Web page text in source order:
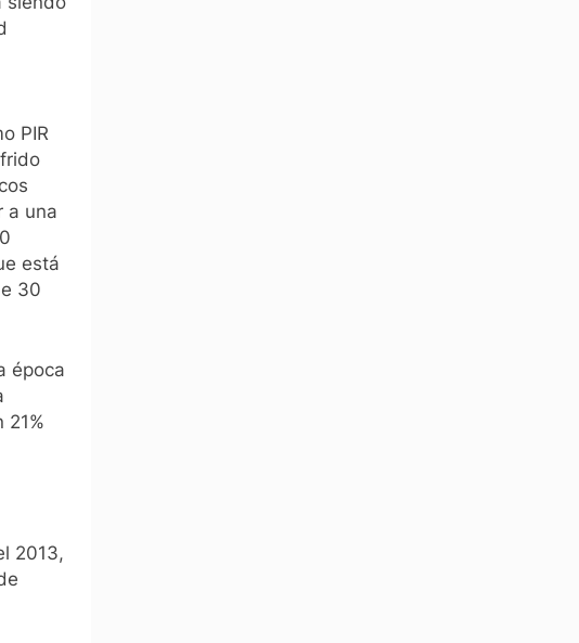
PIR
a una
está
30
época
21%
2013,